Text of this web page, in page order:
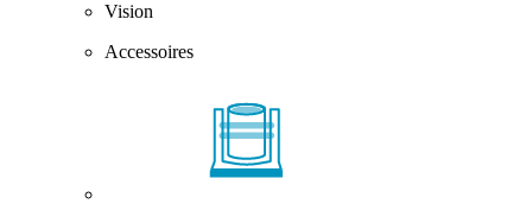
Vision
Accessoires